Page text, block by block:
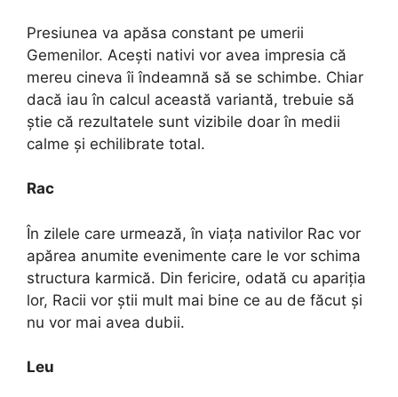
Presiunea va apăsa constant pe umerii
Gemenilor. Acești nativi vor avea impresia că
mereu cineva îi îndeamnă să se schimbe. Chiar
dacă iau în calcul această variantă, trebuie să
știe că rezultatele sunt vizibile doar în medii
calme și echilibrate total.
Rac
În zilele care urmează, în viața nativilor Rac vor
apărea anumite evenimente care le vor schima
structura karmică. Din fericire, odată cu apariția
lor, Racii vor știi mult mai bine ce au de făcut și
nu vor mai avea dubii.
Leu